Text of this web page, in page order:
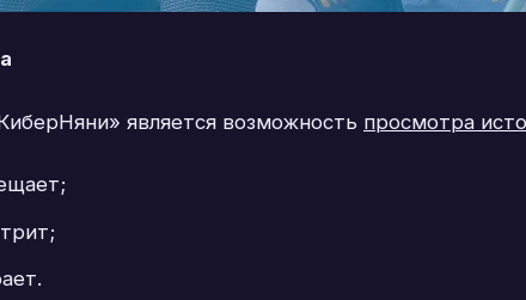
является возможность просмотра